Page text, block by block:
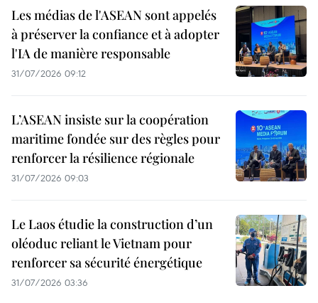
Les médias de l'ASEAN sont appelés
à préserver la confiance et à adopter
l'IA de manière responsable
31/07/2026 09:12
L’ASEAN insiste sur la coopération
maritime fondée sur des règles pour
renforcer la résilience régionale
31/07/2026 09:03
Le Laos étudie la construction d’un
oléoduc reliant le Vietnam pour
renforcer sa sécurité énergétique
31/07/2026 03:36